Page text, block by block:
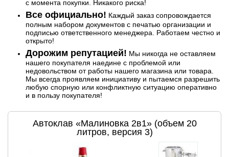
с момента покупки. Никакого риска!
Все официально! Каждый заказ сопровождается
полным набором документов с печатью организации и
подписью ответственного менеджера. Работаем честно и
открыто!
Дорожим репутацией! Мы никогда не оставляем
нашего покупателя наедине с проблемой или
недовольством от работы нашего магазина или товара.
Мы всегда проявляем инициативу и пытаемся разрешить
любую спорную или конфликтную ситуацию оперативно
и в пользу покупателя!
Автоклав «Малиновка 2в1» (объем 20
литров, версия 3)